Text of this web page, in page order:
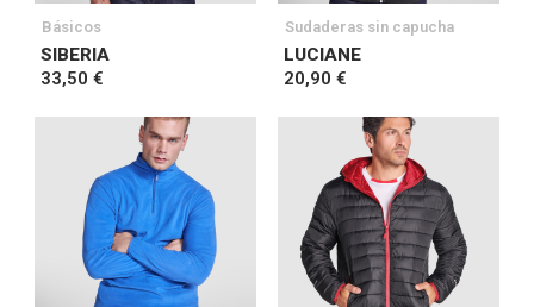
Básicos
SIBERIA
33,50 €
Sudaderas sin capucha
LUCIANE
20,90 €